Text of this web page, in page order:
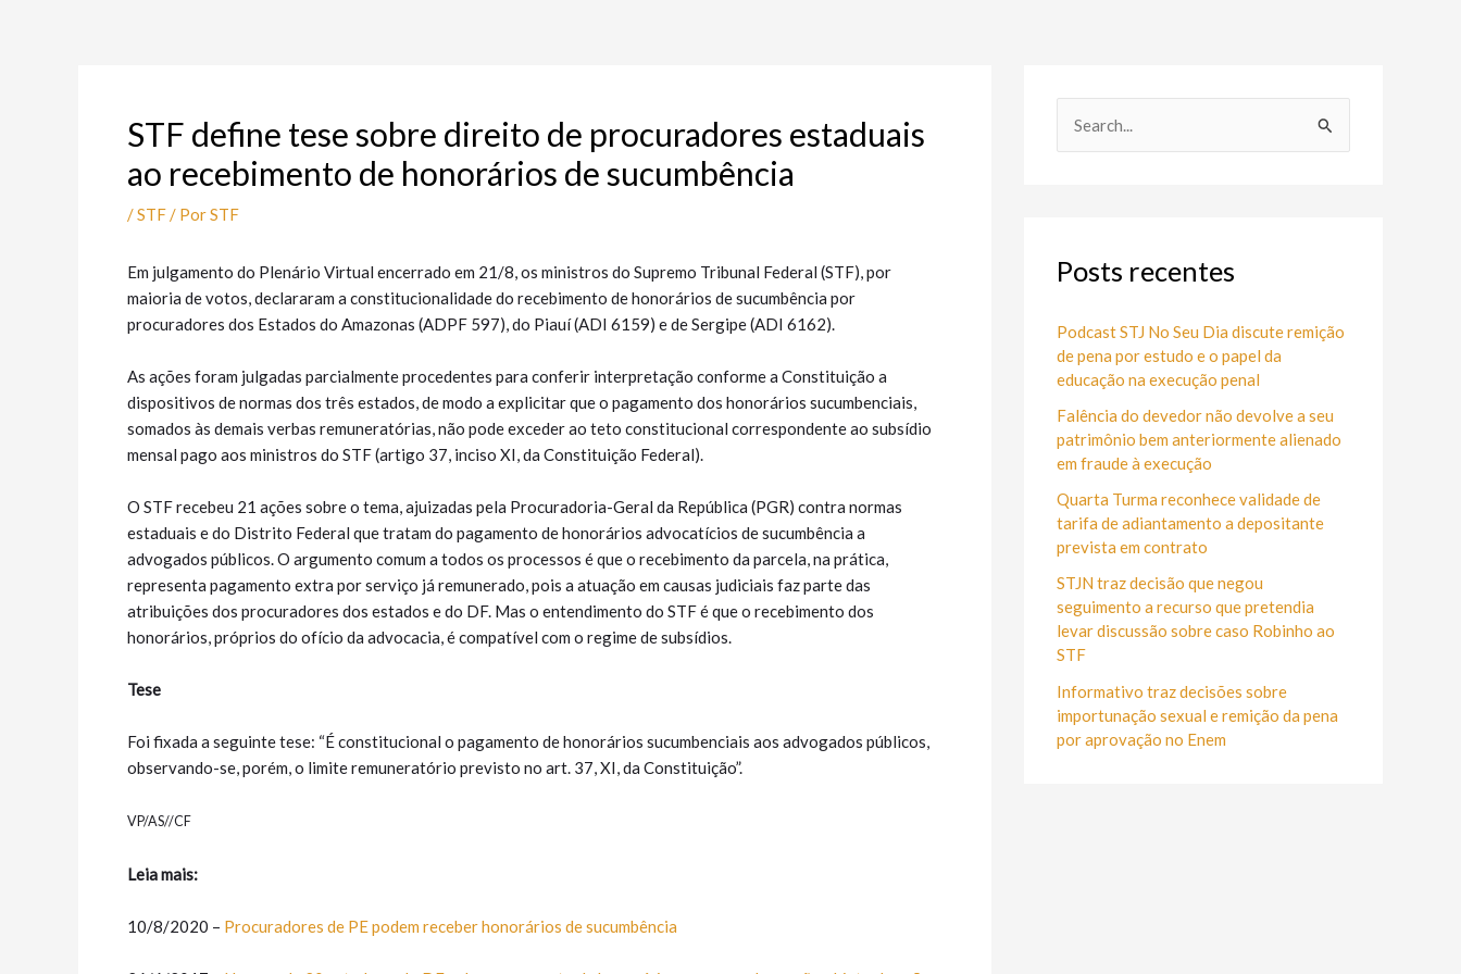
STF define tese sobre direito de procuradores estaduais
ao recebimento de honorários de sucumbência
/STF/ PorSTF
Em julgamento do Plenário Virtual encerrado em 21/8, os ministros do Supremo Tribunal Federal (STF), por
maioria de votos, declararam a constitucionalidade do recebimento de honorários de sucumbência por
procuradores dos Estados do Amazonas (ADPF 597), do Piauí (ADI 6159) e de Sergipe (ADI 6162).
As ações foram julgadas parcialmente procedentes para conferir interpretação conforme a Constituição a
dispositivos de normas dos três estados, de modo a explicitar que o pagamento dos honorários sucumbenciais,
somados às demais verbas remuneratórias, não pode exceder ao teto constitucional correspondente ao subsídio
mensal pago aos ministros do STF (artigo 37, inciso XI, da Constituição Federal).
O STF recebeu 21 ações sobre o tema, ajuizadas pela Procuradoria-Geral da República (PGR) contra normas
estaduais e do Distrito Federal que tratam do pagamento de honorários advocatícios de sucumbência a
advogados públicos. O argumento comum a todos os processos é que o recebimento da parcela, na prática,
representa pagamento extra por serviço já remunerado, pois a atuação em causas judiciais faz parte das
atribuições dos procuradores dos estados e do DF. Mas o entendimento do STF é que o recebimento dos
honorários, próprios do ofício da advocacia, é compatível com o regime de subsídios.
Tese
Foi fixada a seguinte tese: “É constitucional o pagamento de honorários sucumbenciais aos advogados públicos,
observando-se, porém, o limite remuneratório previsto no art. 37, XI, da Constituição”.
VP/AS//CF
Leia mais:
10/8/2020 – Procuradores de PE podem receber honorários de sucumbência
u
s
a
r
p
o
r
:
Posts recentes
Podcast STJ No Seu Dia discute remição
de pena por estudo e o papel da
educação na execução penal
Falência do devedor não devolve a seu
patrimônio bem anteriormente alienado
em fraude à execução
Quarta Turma reconhece validade de
tarifa de adiantamento a depositante
prevista em contrato
STJN traz decisão que negou
seguimento a recurso que pretendia
levar discussão sobre caso Robinho ao
STF
Informativo traz decisões sobre
importunação sexual e remição da pena
por aprovação no Enem